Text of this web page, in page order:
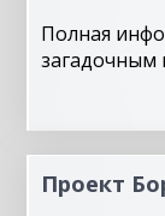
Полная
загадочным
Проект